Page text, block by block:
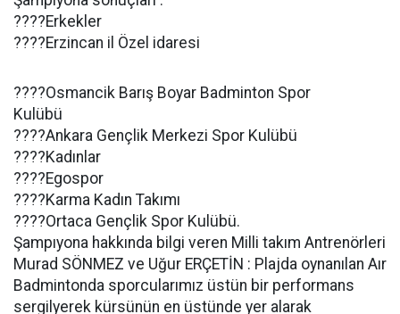
????Erkekler
????Erzincan il Özel idaresi
????Osmancik Barış Boyar Badminton Spor
Kulübü
????Ankara Gençlik Merkezi Spor Kulübü
????Kadınlar
????Egospor
????Karma Kadın Takımı
????Ortaca Gençlik Spor Kulübü.
Şampıyona hakkında bilgi veren Milli takım Antrenörleri
Murad SÖNMEZ ve Uğur ERÇETİN : Plajda oynanılan Aır
Badmintonda sporcularımız üstün bir performans
sergilyerek kürsünün en üstünde yer alarak